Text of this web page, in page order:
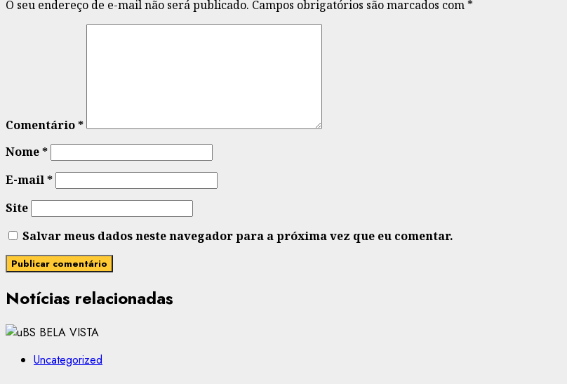
O seu endereço de e-mail não será publicado. Campos obrigatórios são marcados com *
Comentário*
Nome*
E-mail*
Site
Salvar meus dados neste navegador para a próxima vez que eu comentar.
Notícias relacionadas
Uncategorized